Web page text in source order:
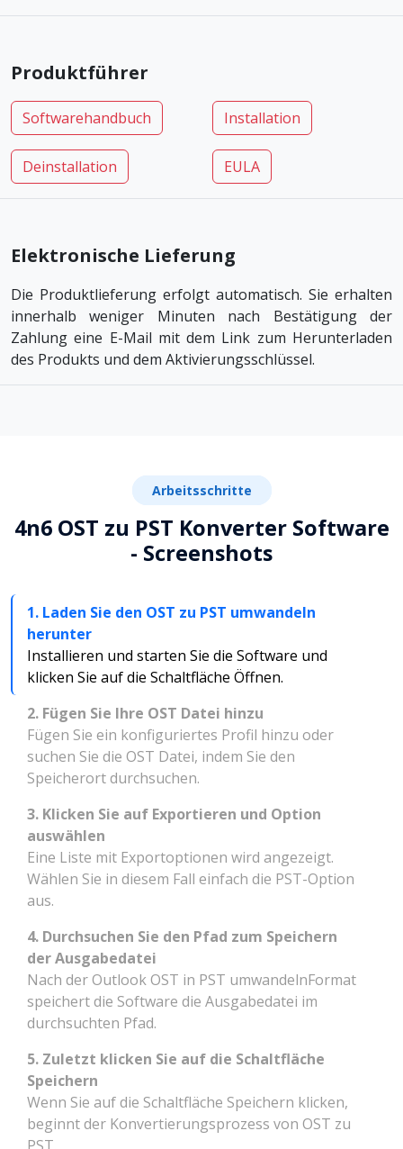
Produktführer
Softwarehandbuch Installation
Deinstallation EULA
Elektronische Lieferung
Die Produktlieferung erfolgt automatisch. Sie erhalten
innerhalb weniger Minuten nach Bestätigung der
Zahlung eine E-Mail mit dem Link zum Herunterladen
des Produkts und dem Aktivierungsschlüssel.
Arbeitsschritte
4n6 OST zu PST Konverter Software
- Screenshots
1. Laden Sie den OST zu PST umwandeln
herunter
Installieren und starten Sie die Software und
klicken Sie auf die Schaltfläche Öffnen.
2. Fügen Sie Ihre OST Datei hinzu
Fügen Sie ein konfiguriertes Profil hinzu oder
suchen Sie die OST Datei, indem Sie den
Speicherort durchsuchen.
3. Klicken Sie auf Exportieren und Option
auswählen
Eine Liste mit Exportoptionen wird angezeigt.
Wählen Sie in diesem Fall einfach die PST-Option
aus.
4. Durchsuchen Sie den Pfad zum Speichern
der Ausgabedatei
Nach der Outlook OST in PST umwandelnFormat
speichert die Software die Ausgabedatei im
durchsuchten Pfad.
5. Zuletzt klicken Sie auf die Schaltfläche
Speichern
Wenn Sie auf die Schaltfläche Speichern klicken,
beginnt der Konvertierungsprozess von OST zu